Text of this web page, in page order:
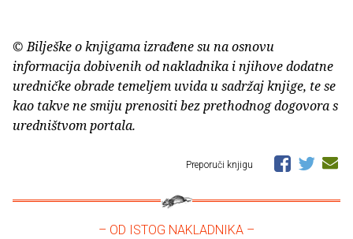
© Bilješke o knjigama izrađene su na osnovu
informacija dobivenih od nakladnika i njihove dodatne
uredničke obrade temeljem uvida u sadržaj knjige, te se
kao takve ne smiju prenositi bez prethodnog dogovora s
uredništvom portala.
Preporuči knjigu
– OD ISTOG NAKLADNIKA –